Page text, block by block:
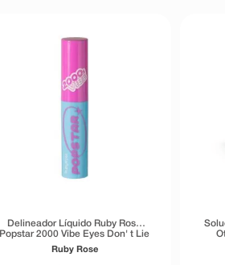
Delineador Líquido Ruby Rose
Popstar 2000 Vibe Eyes Don' t Lie
Preto 5,5g
Ruby Rose